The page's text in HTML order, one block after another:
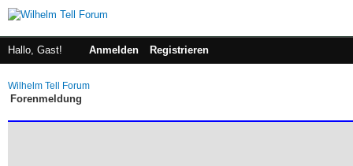
Hallo, Gast! Anmelden Registrieren
Wilhelm Tell Forum
Forenmeldung